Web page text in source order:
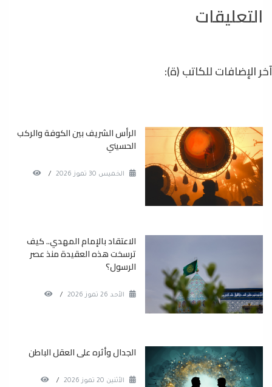
التعليقات
آخر الإضافات للكاتب (ة):
الرأس الشريف بين الكوفة والركب
الحسيني
الخميس 30 تموز 2026 /
الاعتقاد بالإمام المهدي.. كيف
ترسخت هذه العقيدة منذ عصر
الرسول؟
الأحد 26 تموز 2026 /
الجدال وأثره على العقل الباطن
الأثنين 20 تموز 2026 /